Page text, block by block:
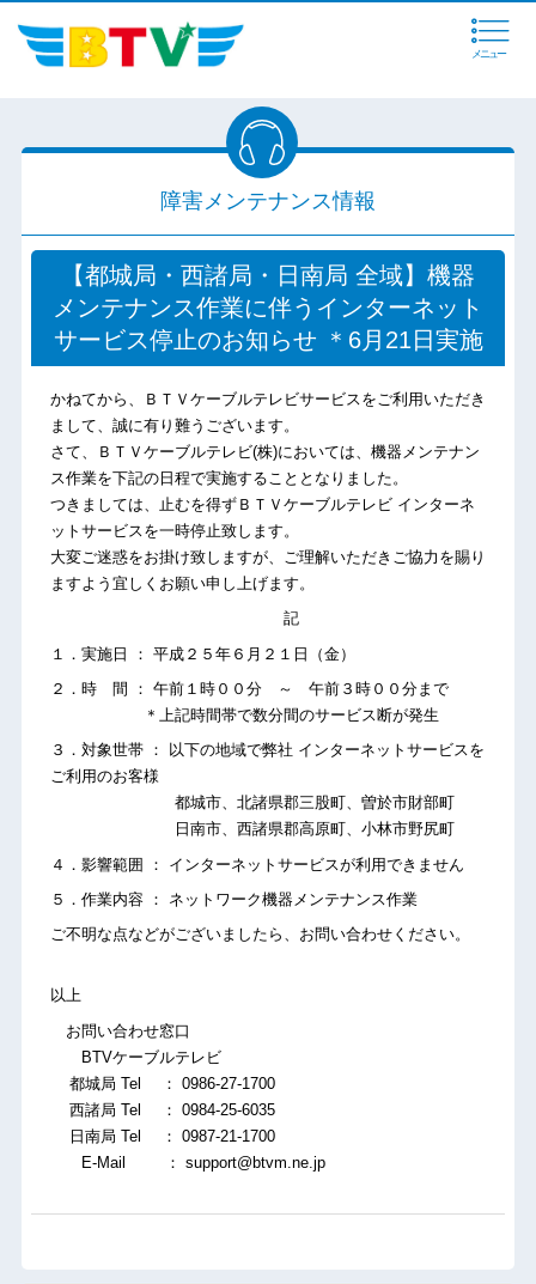
メニュー
障害メンテナンス情報
【都城局・西諸局・日南局 全域】機器
メンテナンス作業に伴うインターネット
サービス停止のお知らせ ＊6月21日実施
かねてから、ＢＴＶケーブルテレビサービスをご利用いただき
まして、誠に有り難うございます。
さて、ＢＴＶケーブルテレビ(株)においては、機器メンテナン
ス作業を下記の日程で実施することとなりました。
つきましては、止むを得ずＢＴＶケーブルテレビ インターネ
ットサービスを一時停止致します。
大変ご迷惑をお掛け致しますが、ご理解いただきご協力を賜り
ますよう宜しくお願い申し上げます。
記
１．実施日 ： 平成２５年６月２１日（金）
２．時 間 ： 午前１時００分 ～ 午前３時００分まで
＊上記時間帯で数分間のサービス断が発生
３．対象世帯 ： 以下の地域で弊社 インターネットサービスを
ご利用のお客様
都城市、北諸県郡三股町、曽於市財部町
日南市、西諸県郡高原町、小林市野尻町
４．影響範囲 ： インターネットサービスが利用できません
５．作業内容 ： ネットワーク機器メンテナンス作業
ご不明な点などがございましたら、お問い合わせください。
以上
お問い合わせ窓口
BTVケーブルテレビ
都城局 Tel ： 0986-27-1700
西諸局 Tel ： 0984-25-6035
日南局 Tel ： 0987-21-1700
E-Mail ： support@btvm.ne.jp